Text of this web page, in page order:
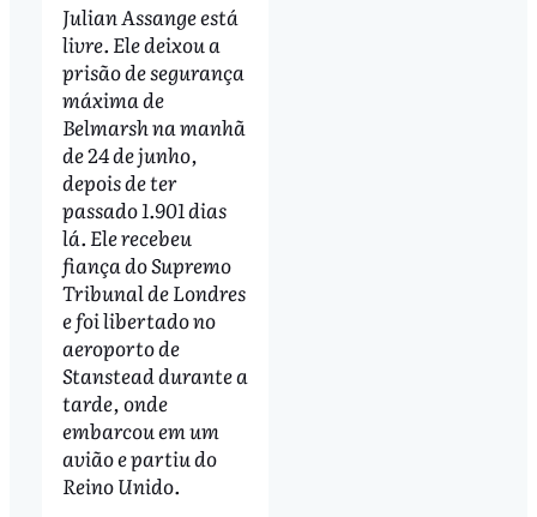
Julian Assange está
livre. Ele deixou a
prisão de segurança
máxima de
Belmarsh na manhã
de 24 de junho,
depois de ter
passado 1.901 dias
lá. Ele recebeu
fiança do Supremo
Tribunal de Londres
e foi libertado no
aeroporto de
Stanstead durante a
tarde, onde
embarcou em um
avião e partiu do
Reino Unido.